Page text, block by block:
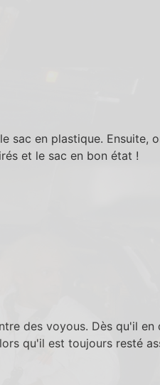
sac en plastique. Ensuite,
et le sac en bon état !
des voyous. Dès qu'il en
qu'il est toujours resté